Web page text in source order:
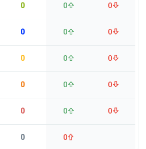
0 0 0
0 0 0
0 0 0
0 0 0
0 0 0
0 0